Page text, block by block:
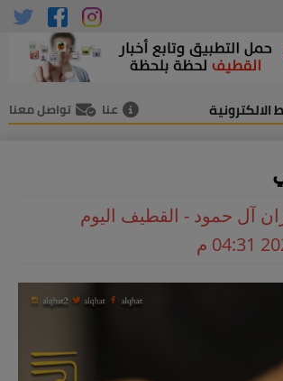
عنا تواصل معنا
آل حمود - القطيف اليوم